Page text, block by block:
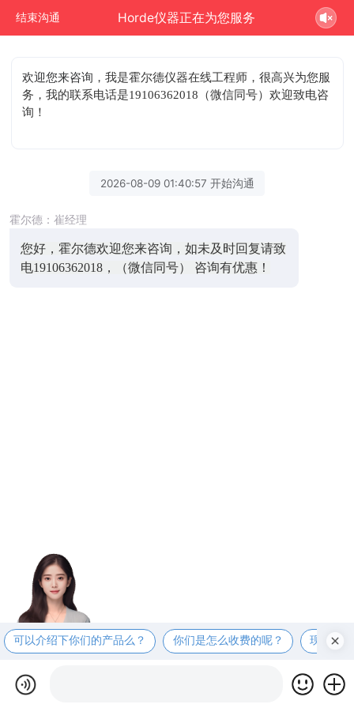
结束沟通 Horde仪器正在为您服务
欢迎您来咨询 ，我是霍尔德仪器在线工程师，很高兴为您服
务，我的联系电话是19106362018（微信同号）欢迎致电咨
询！
2026-08-09 01:40:57 开始沟通
霍尔德：崔经理
您好，霍尔德欢迎您来咨询，如未及时回复请致
电19106362018，（微信同号） 咨询有优惠！
可以介绍下你们的产品么？ 你们是怎么收费的呢？ 现在有